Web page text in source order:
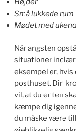
Højder
Små lukkede rum
Mødet med
Når angsten
situationer
eksempel er, hvis
posthuset. Din
vil, at du enten
kæmpe dig
du måske være